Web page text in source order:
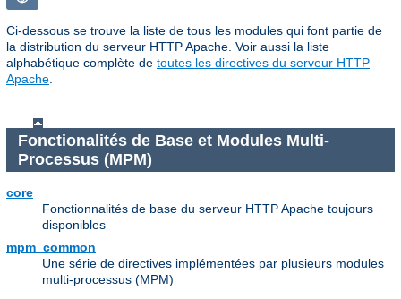
Ci-dessous se trouve la liste de tous les modules qui font partie de
la distribution du serveur HTTP Apache. Voir aussi la liste
alphabétique complète de toutes les directives du serveur HTTP
Apache
Fonctionalités de Base et Modules Multi-
Processus (MPM)
core
Fonctionnalités de base du serveur HTTP Apache toujours
disponibles
mpm_common
Une série de directives implémentées par plusieurs modules
multi-processus (MPM)